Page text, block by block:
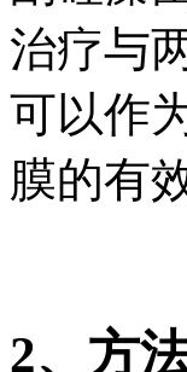
治疗与
可以作
膜的有
2、方